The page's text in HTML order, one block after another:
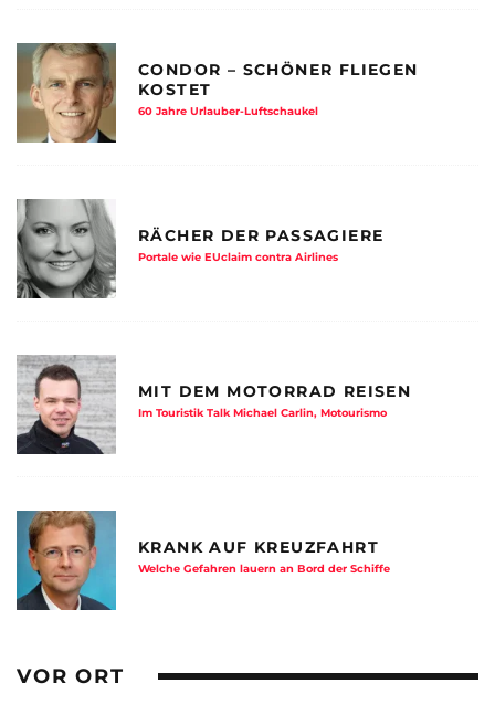
CONDOR – SCHÖNER FLIEGEN
KOSTET
60 Jahre Urlauber-Luftschaukel
RÄCHER DER PASSAGIERE
Portale wie EUclaim contra Airlines
MIT DEM MOTORRAD REISEN
Im Touristik Talk Michael Carlin, Motourismo
KRANK AUF KREUZFAHRT
Welche Gefahren lauern an Bord der Schiffe
VOR ORT